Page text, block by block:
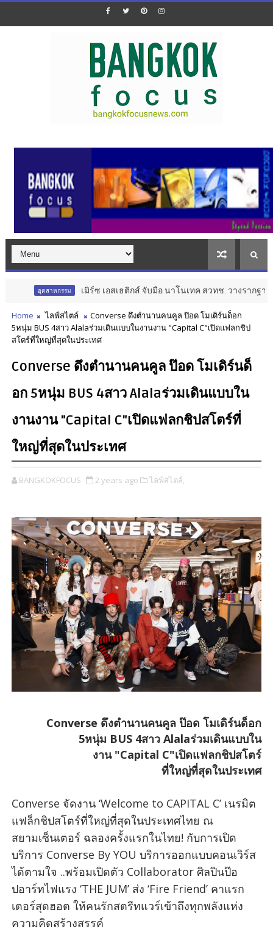
เมิร์ซ เอสเธติกส์ จับมือ นาโนเทค สวทช. วางรากฐาน Aesthetic
Home ไลฟ์สไตล์
Converse ดึงตำนานคนคูล ป๊อด โมเดิร์นด็อก
5หนุ่ม BUS 4สาว Alalaร่วมเดินแบบในงานงาน "Capital C"เปิดแฟลกชิป
สโตร์ที่ใหญ่ที่สุดในประเทศ
Converse ดึงตำนานคนคูล ป๊อด โมเดิร์นด็
อก 5หนุ่ม BUS 4สาว Alalaร่วมเดินแบบใน
งานงาน "Capital C"เปิดแฟลกชิปสโตร์ที่
ใหญ่ที่สุดในประเทศ
BANGKOKFOCUS 2 years ago ไลฟ์สไตล์,
Converse ดึงตำนานคนคูล ป๊อด โมเดิร์นด็อก
5หนุ่ม BUS 4สาว Alalaร่วมเดินแบบใน
งาน "Capital C"เปิดแฟลกชิปสโตร์
ที่ใหญ่ที่สุดในประเทศ
Converse จัดงาน ‘Welcome to CAPITAL C’ เนรมิต
แฟล็กชิปสโตร์ที่ใหญ่ที่สุดในประเทศไทย ณ
สยามเซ็นเตอร์ ฉลองครั้งแรกในไทย! กับการเปิด
บริการ Converse By YOU บริการออกแบบคอนเวิร์ส
ได้ตามใจ ..พร้อมเปิดตัว Collaborator ศิลปินป๊อ
ปอาร์ทไฟแรง ‘THE JUM’ ส่ง ‘Fire Friend’ คาแรก
เตอร์สุดฮอต ให้คนรักสตรีทแวร์เข้าถึงทุกพลังแห่ง
ความคิดสร้างสรรค์